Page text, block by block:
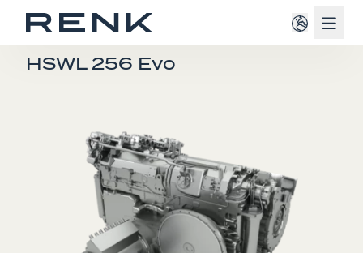
FAHRZEUGGETRIEBE
HSWL 256 Evo